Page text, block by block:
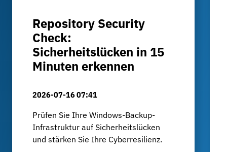
Repository Security
Check:
Sicherheitslücken in 15
Minuten erkennen
2026-07-16 07:41
Prüfen Sie Ihre Windows-Backup-
Infrastruktur auf Sicherheitslücken
und stärken Sie Ihre Cyberresilienz.